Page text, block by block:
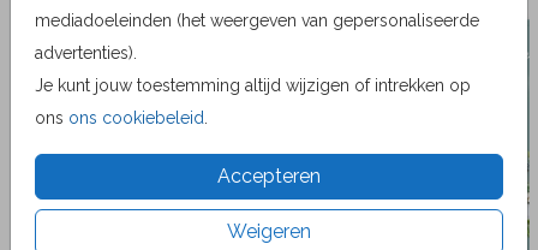
mediadoeleinden (het weergeven van gepersonaliseerde
advertenties).
Je kunt jouw toestemming altijd wijzigen of intrekken op
ons ons cookiebeleid
Accepteren
Weigeren